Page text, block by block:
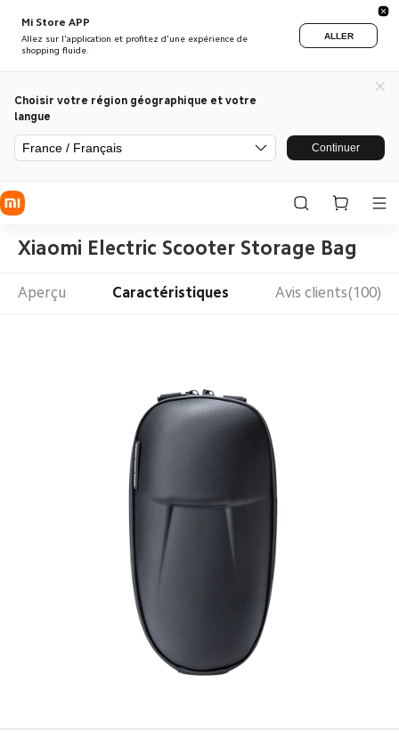
Mi Store APP
Allez sur l'application et profitez d'une expérience de
shopping fluide.
ALLER
Choisir votre région géographique et votre
langue
France / Français Continuer
Xiaomi Electric Scooter Storage Bag
Aperçu Caractéristiques Avis clients(100)